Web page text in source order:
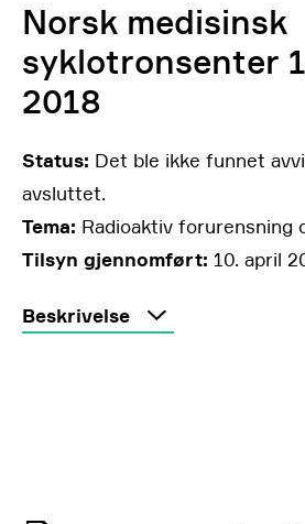
Norsk medisinsk
syklotronsenter
2018
Status: Det ble ikke funnet
avsluttet.
Tema: Radioaktiv forurensning
Tilsyn gjennomført: 10. april
Beskrivelse